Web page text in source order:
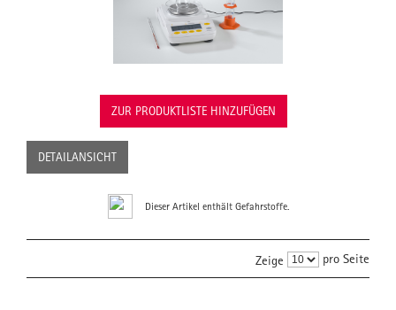
ZUR PRODUKTLISTE HINZUFÜGEN
DETAILANSICHT
Dieser Artikel enthält Gefahrstoffe.
Zeige pro Seite